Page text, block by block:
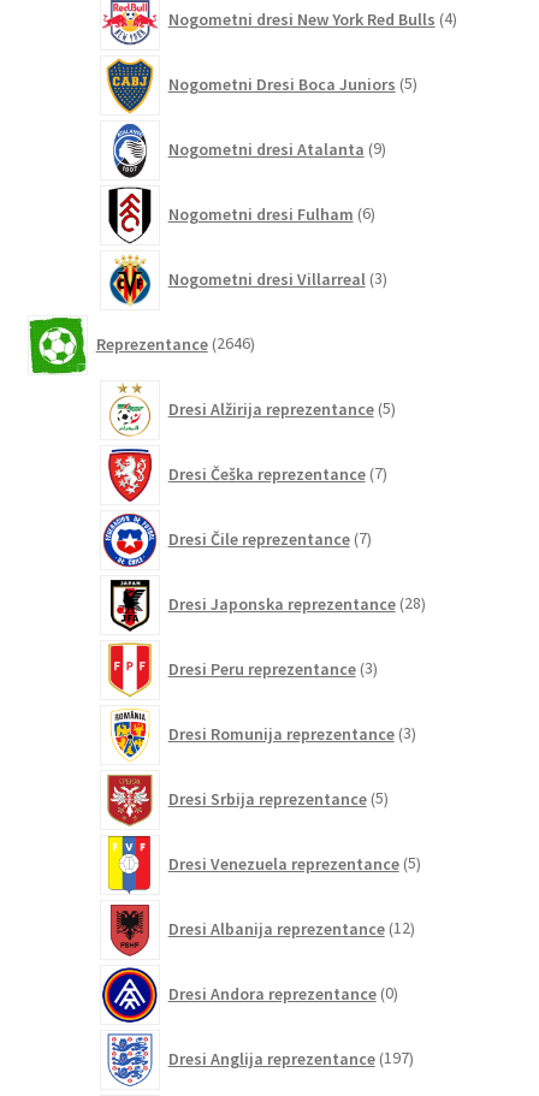
Nogometni dresi New York Red Bulls 4izdelki
Nogometni Dresi Boca Juniors 5izdelkov
Nogometni dresi Atalanta 9izdelkov
Nogometni dresi Fulham 6izdelkov
Nogometni dresi Villarreal 3izdelki
Reprezentance 2646izdelkov
Dresi Alžirija reprezentance 5izdelkov
Dresi Češka reprezentance 7izdelkov
Dresi Čile reprezentance 7izdelkov
Dresi Japonska reprezentance 28izdelkov
Dresi Peru reprezentance 3izdelki
Dresi Romunija reprezentance 3izdelki
Dresi Srbija reprezentance 5izdelkov
Dresi Venezuela reprezentance 5izdelkov
Dresi Albanija reprezentance 12izdelkov
Dresi Andora reprezentance 0izdelkov
Dresi Anglija reprezentance 197izdelkov